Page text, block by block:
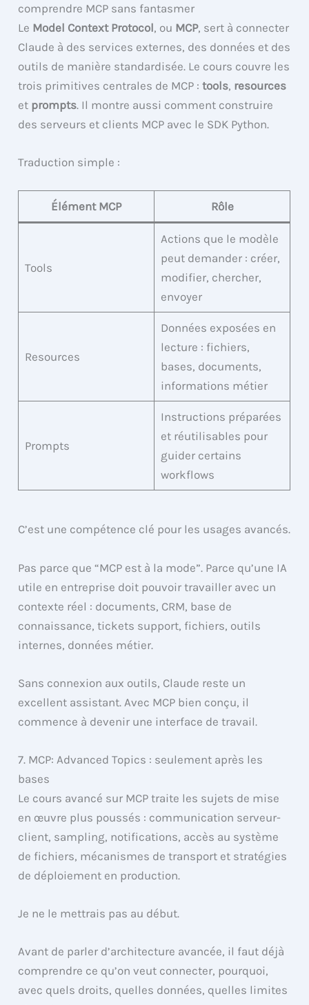
comprendre MCP sans fantasmer
Le Model Context Protocol, ou MCP, sert à connecter
Claude à des services externes, des données et des
outils de manière standardisée. Le cours couvre les
trois primitives centrales de MCP :tools, resources
et prompts. Il montre aussi comment construire
des serveurs et clients MCP avec le SDK Python.
Traduction simple :
Élément MCP Rôle
Tools
Actions que le modèle
peut demander : créer,
modifier, chercher,
envoyer
Resources
Données exposées en
lecture : fichiers,
bases, documents,
informations métier
Prompts
Instructions préparées
et réutilisables pour
guider certains
workflows
C’est une compétence clé pour les usages avancés.
Pas parce que “MCP est à la mode”. Parce qu’une IA
utile en entreprise doit pouvoir travailler avec un
contexte réel : documents, CRM, base de
connaissance, tickets support, fichiers, outils
internes, données métier.
Sans connexion aux outils, Claude reste un
excellent assistant. Avec MCP bien conçu, il
commence à devenir une interface de travail.
7. MCP: Advanced Topics : seulement après les
bases
Le cours avancé sur MCP traite les sujets de mise
en œuvre plus poussés : communication serveur-
client, sampling, notifications, accès au système
de fichiers, mécanismes de transport et stratégies
de déploiement en production.
Je ne le mettrais pas au début.
Avant de parler d’architecture avancée, il faut déjà
comprendre ce qu’on veut connecter, pourquoi,
avec quels droits, quelles données, quelles limites